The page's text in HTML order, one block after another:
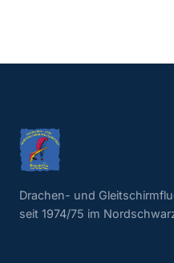
Drachen- und
seit 1974/75 im